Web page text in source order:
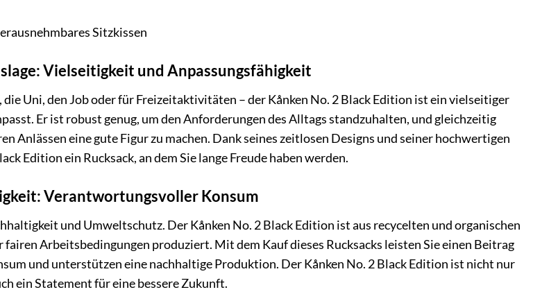
Sitzkissen
Vielseitigkeit und Anpassungsfähigkeit
die Uni, den Job oder für Freizeitaktivitäten – der Kånken No. 2 Black Edition ist ein vielseitiger
Er ist robust genug, um den Anforderungen des Alltags standzuhalten, und gleichzeitig
Anlässen eine gute Figur zu machen. Dank seines zeitlosen Designs und seiner hochwertigen
Edition ein Rucksack, an dem Sie lange Freude haben werden.
Verantwortungsvoller Konsum
und Umweltschutz. Der Kånken No. 2 Black Edition ist aus recycelten und organischen
Arbeitsbedingungen produziert. Mit dem Kauf dieses Rucksacks leisten Sie einen Beitrag
und unterstützen eine nachhaltige Produktion. Der Kånken No. 2 Black Edition ist nicht nur
ein Statement für eine bessere Zukunft.